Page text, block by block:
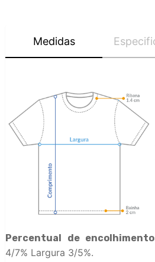
Medidas
Percentual de
4/7% Largura 3/5%.